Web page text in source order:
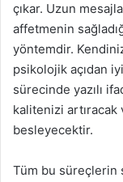
çıkar. Uzun
affetmenin
yöntemdir.
psikolojik açıdan
sürecinde yazılı
kalitenizi
besleyecektir.
Tüm bu süreçlerin